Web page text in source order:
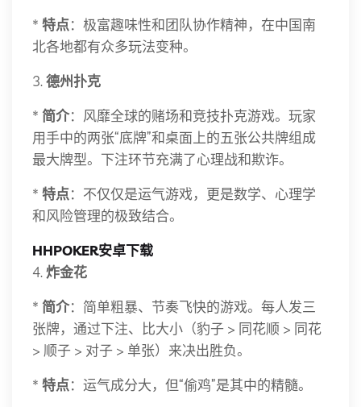
* 特点：极富趣味性和团队协作精神，在中国南
北各地都有众多玩法变种。
3.德州扑克
* 简介：风靡全球的赌场和竞技扑克游戏。玩家
用手中的两张“底牌”和桌面上的五张公共牌组成
最大牌型。下注环节充满了心理战和欺诈。
* 特点：不仅仅是运气游戏，更是数学、心理学
和风险管理的极致结合。
HHPOKER安卓下载
4.炸金花
* 简介：简单粗暴、节奏飞快的游戏。每人发三
张牌，通过下注、比大小（豹子 > 同花顺 > 同花
> 顺子 > 对子 > 单张）来决出胜负。
* 特点：运气成分大，但“偷鸡”是其中的精髓。